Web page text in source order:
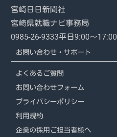
宮崎日日新聞社
宮崎県就職ナビ事務局
0985-26-9333平日9:00～17:00
お問い合わせ・サポート
よくあるご質問
お問い合わせフォーム
プライバシーポリシー
利用規約
企業の採用ご担当者様へ